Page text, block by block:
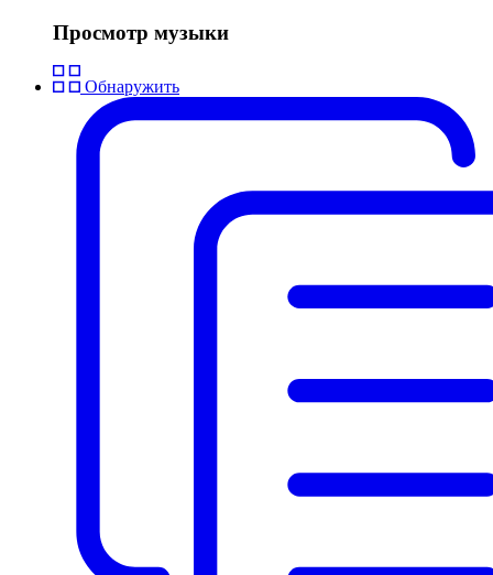
Просмотр музыки
Обнаружить